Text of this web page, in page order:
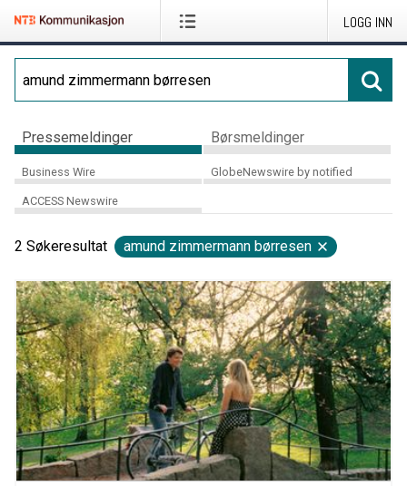
LOGG INN
Pressemeldinger Børsmeldinger
Business Wire GlobeNewswire by notified
ACCESS Newswire
2 Søkeresultat amund zimmermann børresen